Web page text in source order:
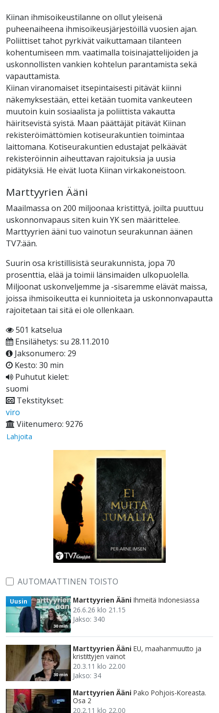
Kiinan ihmisoikeustilanne on ollut yleisenä
puheenaiheena ihmisoikeusjärjestöillä vuosien ajan.
Poliittiset tahot pyrkivät vaikuttamaan tilanteen
kohentumiseen mm. vaatimalla toisinajattelijoiden ja
uskonnollisten vankien kohtelun parantamista sekä
vapauttamista.
Kiinan viranomaiset itsepintaisesti pitävät kiinni
näkemyksestään, ettei ketään tuomita vankeuteen
muutoin kuin sosiaalista ja poliittista vakautta
häiritsevistä syistä. Maan päättäjät pitävät Kiinan
rekisteröimättömien kotiseurakuntien toimintaa
laittomana. Kotiseurakuntien edustajat pelkäävät
rekisteröinnin aiheuttavan rajoituksia ja uusia
pidätyksiä. He eivät luota Kiinan virkakoneistoon.
Marttyyrien Ääni
Maailmassa on 200 miljoonaa kristittyä, joilta puuttuu
uskonnonvapaus siten kuin YK sen määrittelee.
Marttyyrien ääni tuo vainotun seurakunnan äänen
TV7:ään.
Suurin osa kristillisistä seurakunnista, jopa 70
prosenttia, elää ja toimii länsimaiden ulkopuolella.
Miljoonat uskonveljemme ja -sisaremme elävät maissa,
joissa ihmisoikeutta ei kunnioiteta ja uskonnonvapautta
rajoitetaan tai sitä ei ole ollenkaan.
501 katselua
Ensilähetys: su 28.11.2010
Jaksonumero: 29
Kesto: 30 min
Puhutut kielet:
suomi
Tekstitykset:
viro
Viitenumero: 9276
Lahjoita
AUTOMAATTINEN TOISTO
30 min
Uusin Marttyyrien Ääni Ihmeitä Indonesiassa
26.6.26 klo 21.15
Jakso: 340
30 min
Marttyyrien Ääni EU, maahanmuutto ja
kristittyjen vainot
20.3.11 klo 22.00
Jakso: 34
Marttyyrien Ääni Pako Pohjois-Koreasta.
Osa 2
20.2.11 klo 22.00